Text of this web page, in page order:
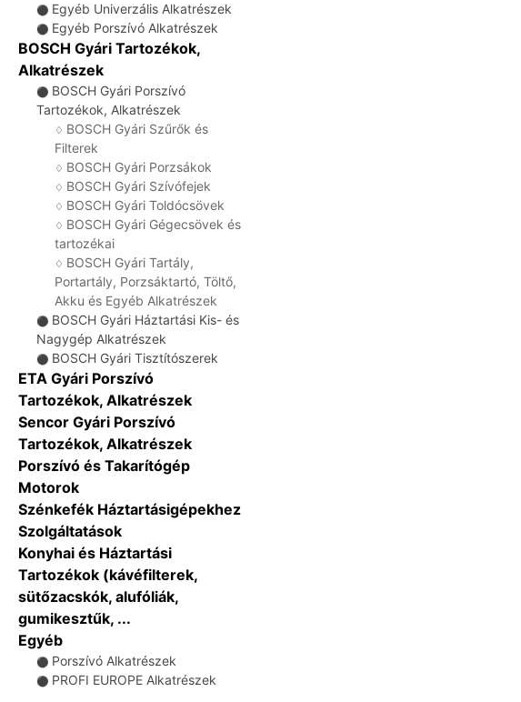
⚫ Egyéb Univerzális Alkatrészek
⚫ Egyéb Porszívó Alkatrészek
BOSCH Gyári Tartozékok,
Alkatrészek
⚫ BOSCH Gyári Porszívó
Tartozékok, Alkatrészek
♢ BOSCH Gyári Szűrők és
Filterek
♢ BOSCH Gyári Porzsákok
♢ BOSCH Gyári Szívófejek
♢ BOSCH Gyári Toldócsövek
♢ BOSCH Gyári Gégecsövek és
tartozékai
♢ BOSCH Gyári Tartály,
Portartály, Porzsáktartó, Töltő,
Akku és Egyéb Alkatrészek
⚫ BOSCH Gyári Háztartási Kis- és
Nagygép Alkatrészek
⚫ BOSCH Gyári Tisztítószerek
ETA Gyári Porszívó
Tartozékok, Alkatrészek
Sencor Gyári Porszívó
Tartozékok, Alkatrészek
Porszívó és Takarítógép
Motorok
Szénkefék Háztartásigépekhez
Szolgáltatások
Konyhai és Háztartási
Tartozékok (kávéfilterek,
sütőzacskók, alufóliák,
gumikesztűk, ...
Egyéb
⚫ Porszívó Alkatrészek
⚫ PROFI EUROPE Alkatrészek